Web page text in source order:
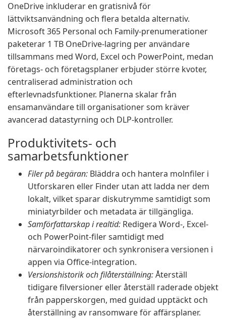
OneDrive inkluderar en gratisnivå för
lättviktsanvändning och flera betalda alternativ.
Microsoft 365 Personal och Family-prenumerationer
paketerar 1 TB OneDrive-lagring per användare
tillsammans med Word, Excel och PowerPoint, medan
företags- och företagsplaner erbjuder större kvoter,
centraliserad administration och
efterlevnadsfunktioner. Planerna skalar från
ensamanvändare till organisationer som kräver
avancerad datastyrning och DLP-kontroller.
Produktivitets- och
samarbetsfunktioner
Filer på begäran: Bläddra och hantera molnfiler i
Utforskaren eller Finder utan att ladda ner dem
lokalt, vilket sparar diskutrymme samtidigt som
miniatyrbilder och metadata är tillgängliga.
Samförfattarskap i realtid: Redigera Word-, Excel-
och PowerPoint-filer samtidigt med
närvaroindikatorer och synkronisera versionen i
appen via Office-integration.
Versionshistorik och filåterställning:Återställ
tidigare filversioner eller återställ raderade objekt
från papperskorgen, med guidad upptäckt och
återställning av ransomware för affärsplaner.